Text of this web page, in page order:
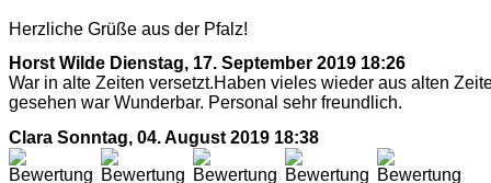
Herzliche Grüße aus der Pfalz!
Horst Wilde Dienstag, 17. September 2019 18:26
War in alte Zeiten versetzt.Haben vieles wieder aus alten
gesehen war Wunderbar. Personal sehr freundlich.
Clara Sonntag, 04. August 2019 18:38